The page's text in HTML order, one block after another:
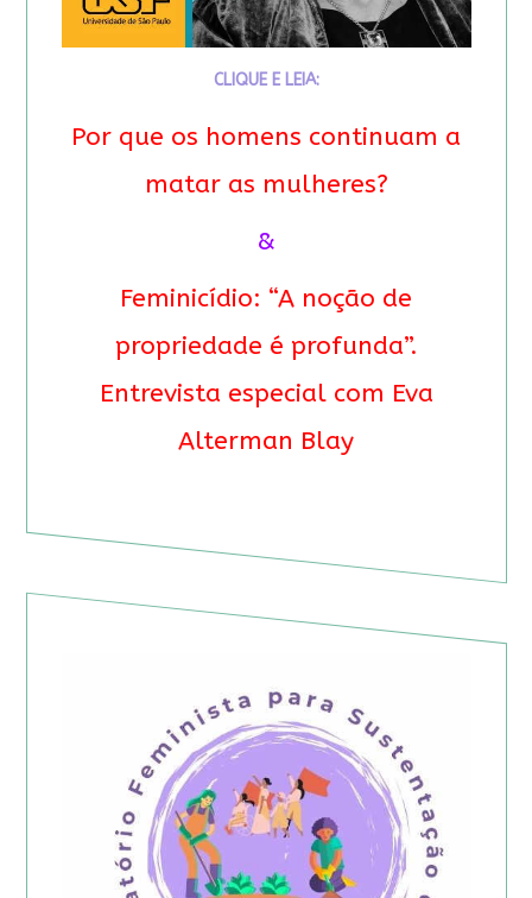
CLIQUE E LEIA:
Por que os homens continuam a
matar as mulheres?
&
Feminicídio: “A noção de
propriedade é profunda”.
Entrevista especial com Eva
Alterman Blay